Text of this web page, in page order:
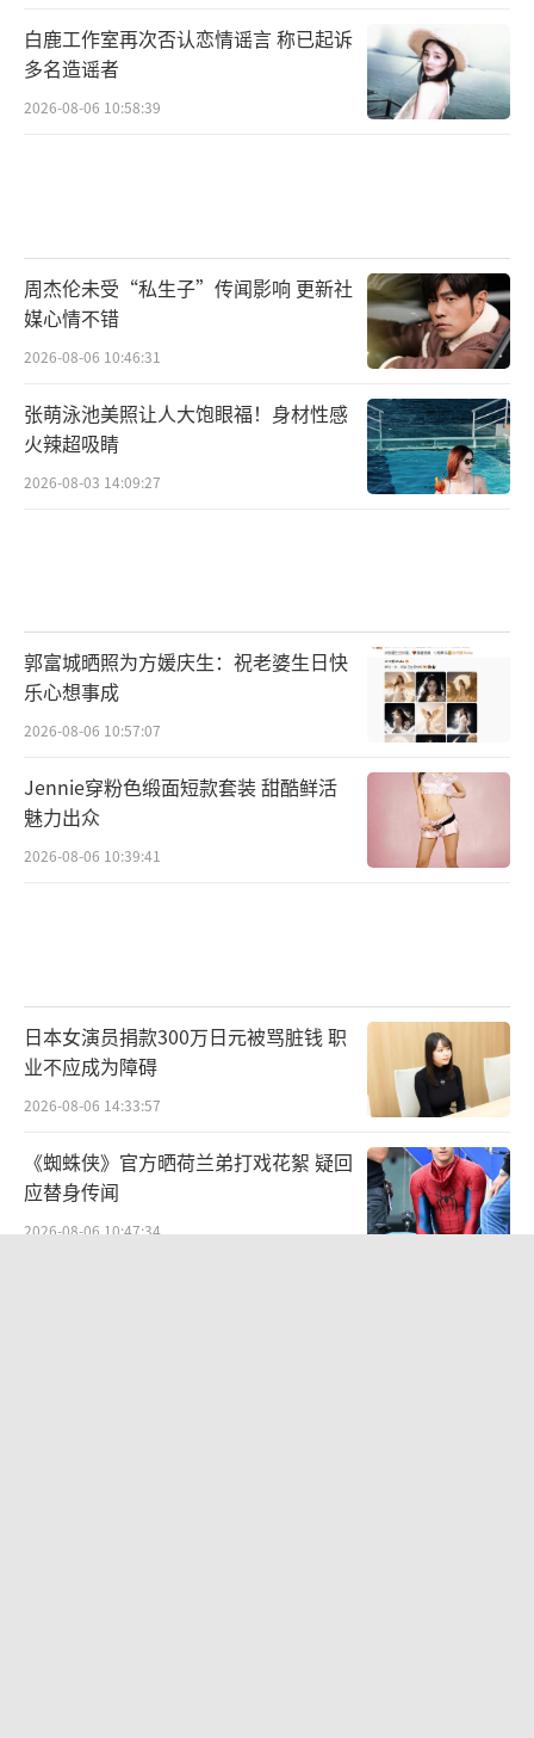
白鹿工作室再次否认恋情谣言 称已起诉
多名造谣者
2026-08-06 10:58:39
周杰伦未受“私生子”传闻影响 更新社
媒心情不错
2026-08-06 10:46:31
张萌泳池美照让人大饱眼福！身材性感
火辣超吸睛
2026-08-03 14:09:27
郭富城晒照为方媛庆生：祝老婆生日快
乐心想事成
2026-08-06 10:57:07
Jennie穿粉色缎面短款套装 甜酷鲜活
魅力出众
2026-08-06 10:39:41
日本女演员捐款300万日元被骂脏钱 职
业不应成为障碍
2026-08-06 14:33:57
《蜘蛛侠》官方晒荷兰弟打戏花絮 疑回
应替身传闻
2026-08-06 10:47:34